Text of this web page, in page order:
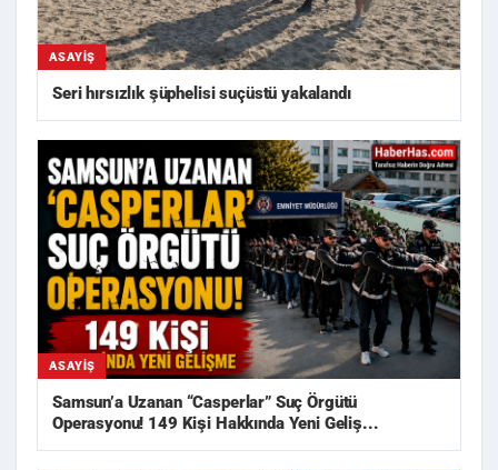
ASAYIŞ
Seri hırsızlık şüphelisi suçüstü yakalandı
ASAYIŞ
Samsun’a Uzanan “Casperlar” Suç Örgütü
Operasyonu! 149 Kişi Hakkında Yeni Geliş...